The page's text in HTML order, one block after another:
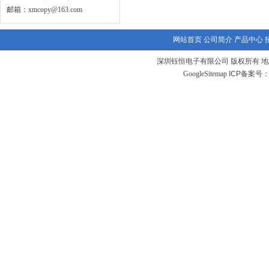
邮箱： xmcopy@163.com
网站首页 公司简介 产品中心
深圳钰恒电子有限公司 版权所有
GoogleSitemap ICP备案号：